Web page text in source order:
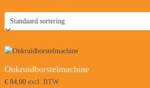
Onkruidborstelmachine
€84,00excl. BTW